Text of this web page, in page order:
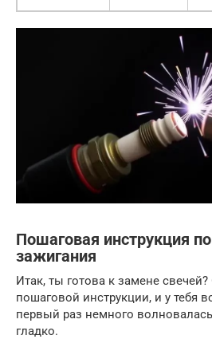
Пошаговая инструкция
зажигания
Итак, ты готова к замене
пошаговой инструкции, и у тебя
первый раз немного
гладко.